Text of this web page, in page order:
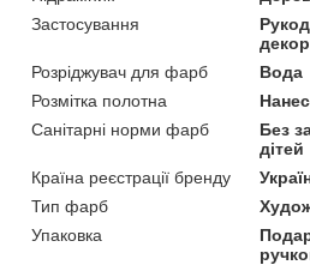
Застосування
декор
Розріджувач для фарб
Вода
Розмітка полотна
Санітарні норми фарб
Без
дітей
Країна реєстрації бренду
Тип фарб
Упаковка